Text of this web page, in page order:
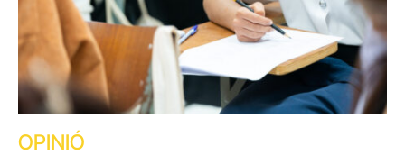
OPINIÓ